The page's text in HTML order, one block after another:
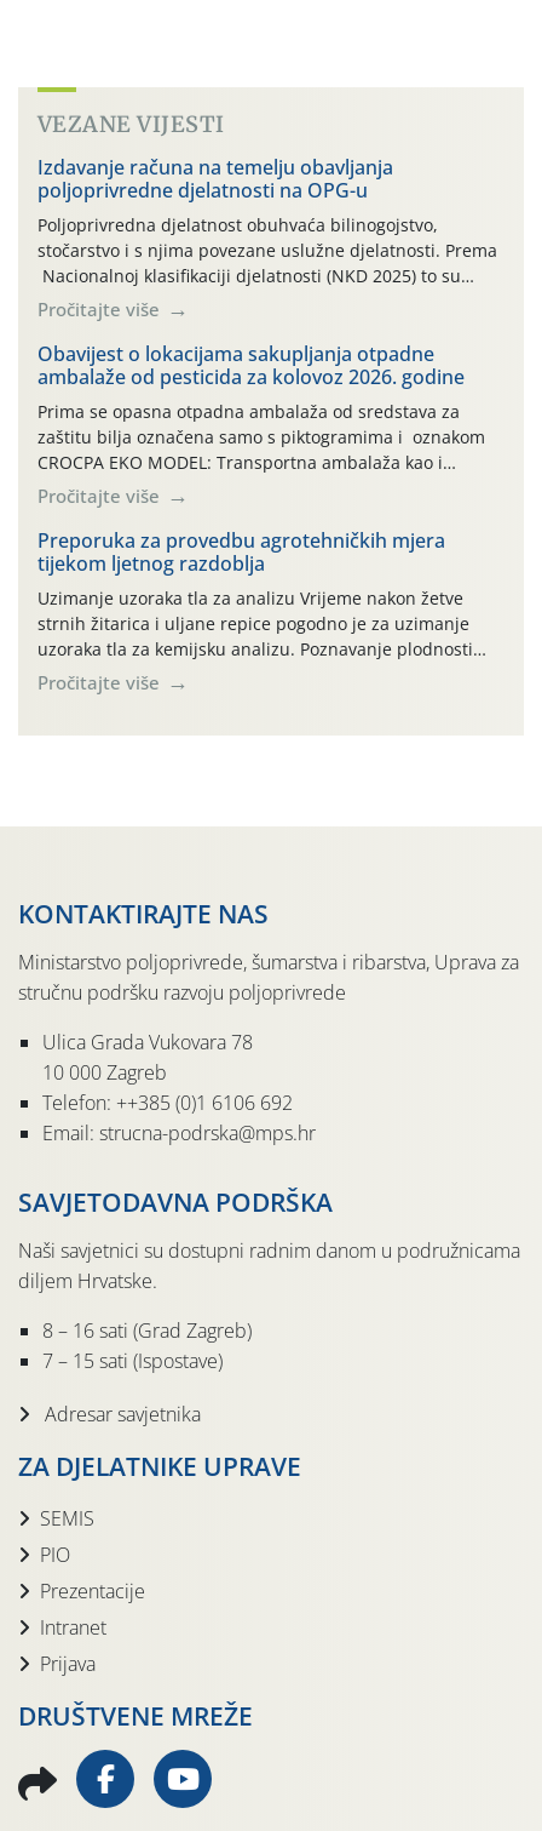
VEZANE VIJESTI
Izdavanje računa na temelju obavljanja
poljoprivredne djelatnosti na OPG-u
Poljoprivredna djelatnost obuhvaća bilinogojstvo,
stočarstvo i s njima povezane uslužne djelatnosti. Prema
Nacionalnoj klasifikaciji djelatnosti (NKD 2025) to su
skupne 01.1, 01.2, 01.3, 01.4, 01.5 i 01.6. Djelatnost
prerade poljoprivrednih proizvoda je svako djelovanje na
poljoprivredni proizvod čiji je rezultat proizvod koji
također može biti poljoprivredni proizvod poput npr.
maslinovog ulja, bučinog ulja, vino od […]
Pročitajte više
Obavijest o lokacijama sakupljanja otpadne
ambalaže od pesticida za kolovoz 2026. godine
Prima se opasna otpadna ambalaža od sredstava za
zaštitu bilja označena samo s piktogramima i oznakom
CROCPA EKO MODEL: Transportna ambalaža kao i
ambalaža drugih proizvoda koji nisu sredstva za zaštitu
bilja (npr. ambalaža od mineralnih gnojiva,) se ne
prihvaća. Korisnicima je osiguran besplatni povrat
prazne ambalaže isključivo ovih tvrtki: AGROCHEM-MAKS,
AGRONOM, ALBAUGH TKI* (PINUS […]
Pročitajte više
Preporuka za provedbu agrotehničkih mjera
tijekom ljetnog razdoblja
Uzimanje uzoraka tla za analizu Vrijeme nakon žetve
strnih žitarica i uljane repice pogodno je za uzimanje
uzoraka tla za kemijsku analizu. Poznavanje plodnosti
parcele temelj je za pravilnu gnojidbu. Samo
izbalansiranom i pravodobnom gnojidbom možemo
Pročitajte više
KONTAKTIRAJTE NAS
Ministarstvo poljoprivrede, šumarstva i ribarstva, Uprava za
stručnu podršku razvoju poljoprivrede
Ulica Grada Vukovara 78
10 000 Zagreb
Telefon: ++385 (0)1 6106 692
Email: strucna-podrska@mps.hr
SAVJETODAVNA PODRŠKA
Naši savjetnici su dostupni radnim danom u podružnicama
diljem Hrvatske.
8 – 16 sati (Grad Zagreb)
7 – 15 sati (Ispostave)
Adresar savjetnika
ZA DJELATNIKE UPRAVE
SEMIS
PIO
Prezentacije
Intranet
Prijava
DRUŠTVENE MREŽE